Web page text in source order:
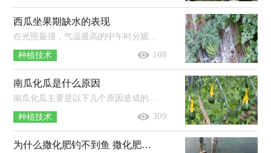
西瓜坐果期缺水的表现
在光照最强，气温最高的中午时分观察西瓜植株叶片，若叶片萎蔫过早，萎蔫时间偏长且恢复较慢，说明缺水，若叶片萎蔫但很快就可以恢复，说明不...
种植技术 108
南瓜化瓜是什么原因
南瓜化瓜主要是以下几个原因造成的：主要原因是花期气温不适，而不适的温度条件会导致南瓜的授粉结瓜受到很严重影响；次要原因是在南瓜...
种植技术 309
为什么撒化肥钓不到鱼 撒化肥三天下雨有效吗